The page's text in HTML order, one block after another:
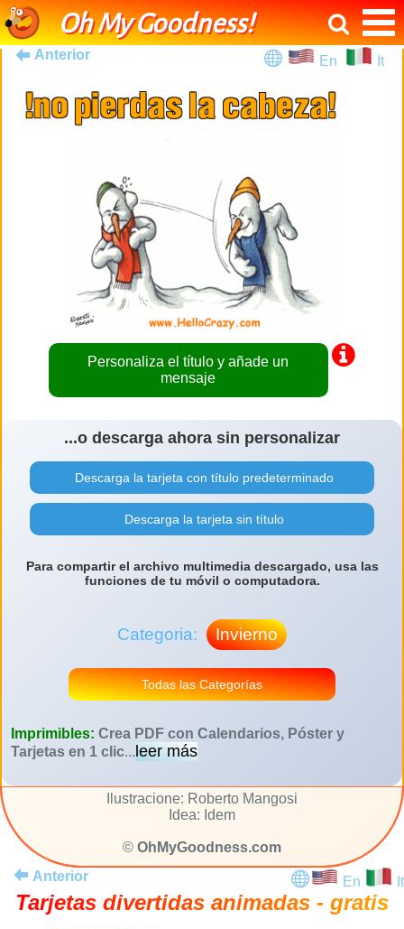
Oh My Goodness!
Anterior En It
Personaliza el título y añade un
mensaje
...o descarga ahora sin personalizar
Descarga la tarjeta con título predeterminado
Descarga la tarjeta sin título
Para compartir el archivo multimedia descargado, usa las
funciones de tu móvil o computadora.
Categoria: Invierno
Todas las Categorías
Imprimibles: Crea PDF con Calendarios, Póster y
Tarjetas en 1 clic...leer más
Ilustracione: Roberto Mangosi
Idea: Idem
© OhMyGoodness.com
Anterior
En It
Tarjetas divertidas animadas - gratis